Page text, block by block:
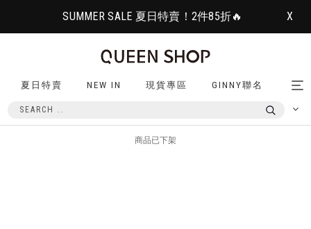
SUMMER SALE 夏日特賣！2件85折🔥 X
夏日特賣 NEW IN 現貨專區 GINNY聯名
商品已下架